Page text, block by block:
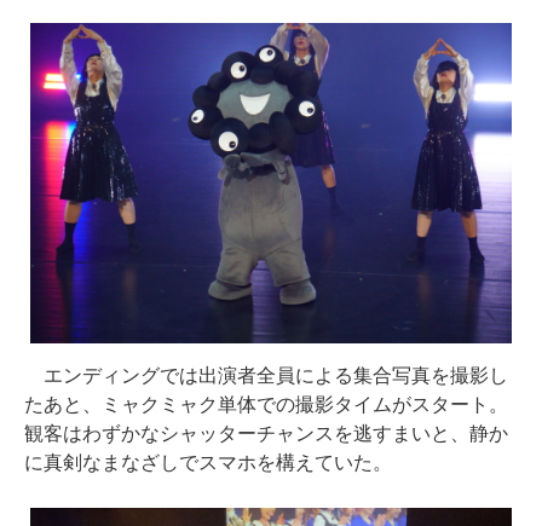
エンディングでは出演者全員による集合写真を撮影し
たあと、ミャクミャク単体での撮影タイムがスタート。
観客はわずかなシャッターチャンスを逃すまいと、静か
に真剣なまなざしでスマホを構えていた。